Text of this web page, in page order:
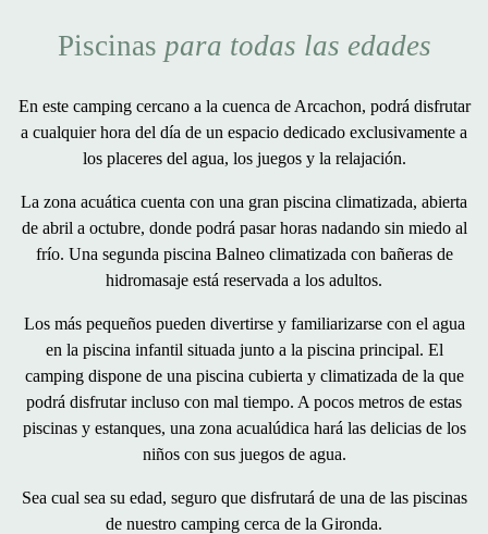
Piscinas para todas las edades
En este camping cercano a la cuenca de Arcachon, podrá disfrutar
a cualquier hora del día de un espacio dedicado exclusivamente a
los placeres del agua, los juegos y la relajación.
La zona acuática cuenta con una gran piscina climatizada, abierta
de abril a octubre, donde podrá pasar horas nadando sin miedo al
frío. Una segunda piscina Balneoclimatizada con bañeras de
hidromasaje está reservada a los adultos.
Los más pequeños pueden divertirse y familiarizarse con el agua
en la piscina infantil situada junto a la piscina principal. El
camping dispone de una piscina cubierta y climatizada de la que
podrá disfrutar incluso con mal tiempo. A pocos metros de estas
piscinas y estanques, una zona acualúdica hará las delicias de los
niños con sus juegos de agua.
Sea cual sea su edad, seguro que disfrutará de una de las piscinas
de nuestro camping cerca de la Gironda.